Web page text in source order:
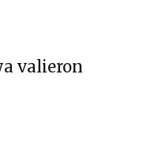
valieron